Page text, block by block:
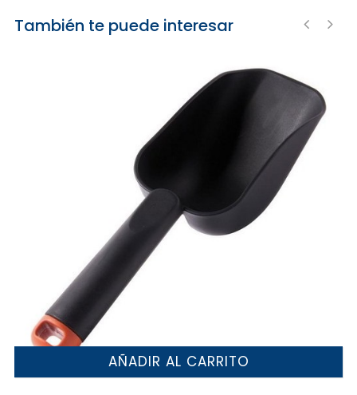
También te puede interesar
AÑADIR AL CARRITO